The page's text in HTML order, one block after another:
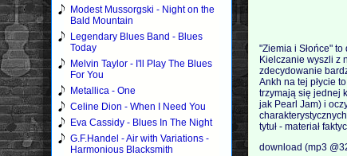
Modest Mussorgski - Night on the
Bald Mountain
Legendary Blues Band - Blues
Today
Melvin Taylor - I'll Play The Blues
For You
Metallica - One
Celine Dion - When I Need You
Eva Cassidy - Blues In The Night
G.F.Handel - Air with Variations -
Harmonious Blacksmith
"Ziemia i Słońce"
Kielczanie wyszli z
zdecydowanie
Ankh na tej płycie
trzymają się jednej
jak Pearl Jam) i
tytuł - materiał
download (mp3